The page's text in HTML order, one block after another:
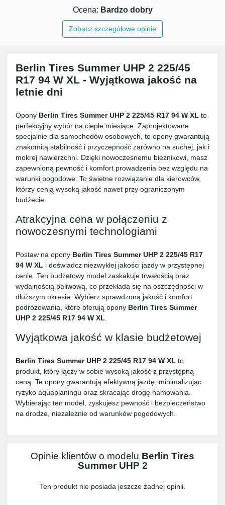
Ocena: Bardzo dobry
Zobacz szczegółowe opinie
Berlin Tires Summer UHP 2 225/45
R17 94 W XL - Wyjątkowa jakość na
letnie dni
Opony Berlin Tires Summer UHP 2 225/45 R17 94 W XL to
perfekcyjny wybór na ciepłe miesiące. Zaprojektowane
specjalnie dla samochodów osobowych, te opony gwarantują
znakomitą stabilność i przyczepność zarówno na suchej, jak i
mokrej nawierzchni. Dzięki nowoczesnemu bieżnikowi, masz
zapewnioną pewność i komfort prowadzenia bez względu na
warunki pogodowe. To świetne rozwiązanie dla kierowców,
którzy cenią wysoką jakość nawet przy ograniczonym
budżecie.
Atrakcyjna cena w połączeniu z
nowoczesnymi technologiami
Postaw na opony Berlin Tires Summer UHP 2 225/45 R17
94 W XL i doświadcz niezwykłej jakości jazdy w przystępnej
cenie. Ten budżetowy model zaskakuje trwałością oraz
wydajnością paliwową, co przekłada się na oszczędności w
dłuższym okresie. Wybierz sprawdzoną jakość i komfort
podróżowania, które oferują opony Berlin Tires Summer
UHP 2 225/45 R17 94 W XL.
Wyjątkowa jakość w klasie budżetowej
Berlin Tires Summer UHP 2 225/45 R17 94 W XL to
produkt, który łączy w sobie wysoką jakość z przystępną
ceną. Te opony gwarantują efektywną jazdę, minimalizując
ryzyko aquaplaningu oraz skracając drogę hamowania.
Wybierając ten model, zyskujesz pewność i bezpieczeństwo
na drodze, niezależnie od warunków pogodowych.
Opinie klientów o modelu Berlin Tires
Summer UHP 2
Ten produkt nie posiada jeszcze żadnej opinii.